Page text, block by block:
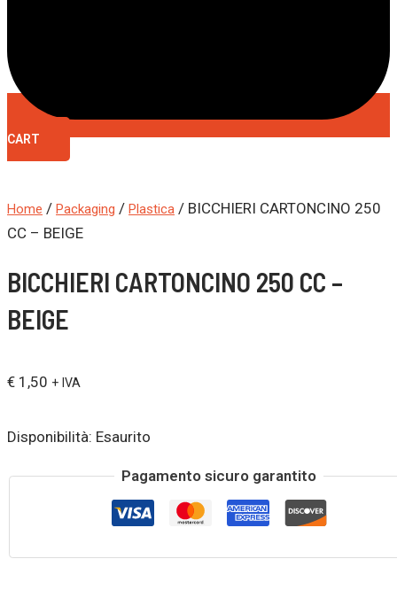
CART
Home / Packaging / Plastica / BICCHIERI CARTONCINO 250
CC – BEIGE
BICCHIERI CARTONCINO 250 CC –
BEIGE
€ 1,50 + IVA
Disponibilità: Esaurito
Pagamento sicuro garantito